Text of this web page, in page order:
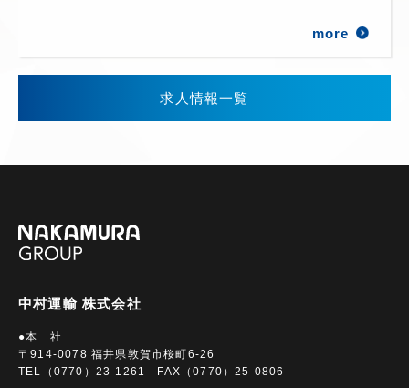
more
求人情報一覧
中村運輸 株式会社
●本 社
〒914-0078 福井県敦賀市桜町6-26
TEL（0770）23-1261 FAX（0770）25-0806